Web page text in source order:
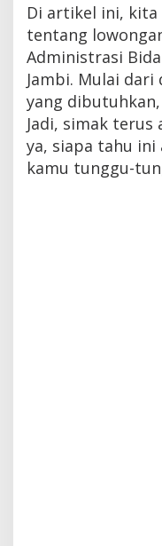
Di artikel ini,
tentang
Administrasi
Jambi. Mulai
yang
Jadi, simak
ya, siapa tahu ini
kamu tunggu-